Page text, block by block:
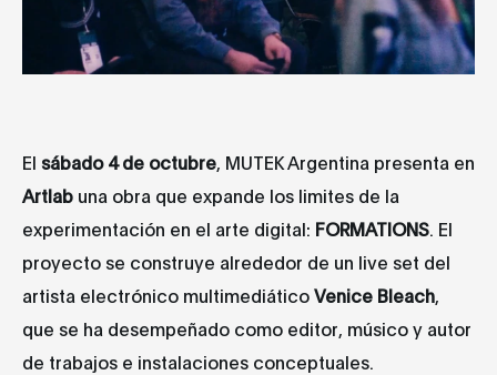
El sábado 4 de octubre , MUTEK Argentina presenta en
Artlab una obra que expande los limites de la
experimentación en el arte digital: FORMATIONS . El
proyecto se construye alrededor de un live set del
artista electrónico multimediáticoVenice Bleach
que se ha desempeñado como editor, músico y autor
de trabajos e instalaciones conceptuales.